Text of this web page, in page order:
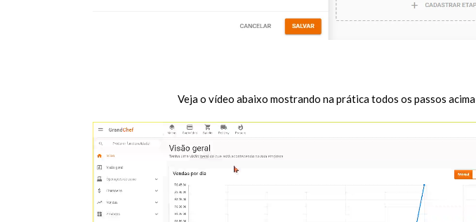
Veja o vídeo abaixo mostrando na prática todos os passos acima
Tocador
de
vídeo